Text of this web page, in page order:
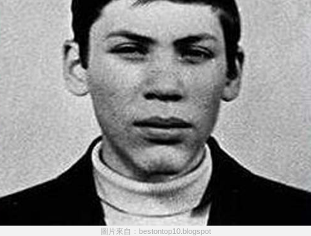
圖片來自：bestontop10.blogspot